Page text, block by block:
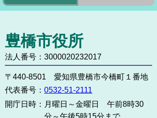
豊橋市役所
法人番号：3000020232017
〒440-8501 愛知県豊橋市今橋町１番地
代表番号： 0532-51-2111
開庁日時： 月曜日～金曜日 午前8時30
分～午後5時15分まで